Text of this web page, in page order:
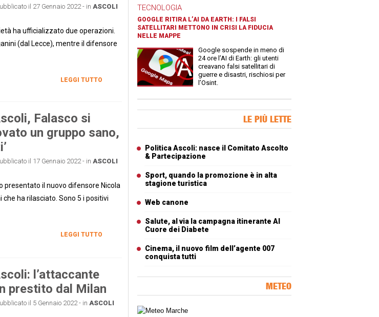
il 27 Gennaio 2022 - in ASCOLI
ha ufficializzato due operazioni.
(dal Lecce), mentre il difensore
LEGGI TUTTO
Falasco si
un gruppo sano,
il 17 Gennaio 2022 - in ASCOLI
presentato il nuovo difensore Nicola
che ha rilasciato. Sono 5 i positivi
LEGGI TUTTO
l’attaccante
prestito dal Milan
il 5 Gennaio 2022 - in ASCOLI
TECNOLOGIA
GOOGLE RITIRA L’AI DA EARTH: I FALSI
SATELLITARI METTONO IN CRISI LA FIDUCIA
NELLE MAPPE
Google sospende in meno di
24 ore l’AI di Earth: gli utenti
creavano falsi satellitari di
guerre e disastri, rischiosi per
l’Osint.
LE PIÙ LETTE
Politica Ascoli: nasce il Comitato Ascolto
& Partecipazione
Sport, quando la promozione è in alta
stagione turistica
Web canone
Salute, al via la campagna itinerante Al
Cuore dei Diabete
Cinema, il nuovo film dell’agente 007
conquista tutti
METEO
Carta meteorologica delle Marche